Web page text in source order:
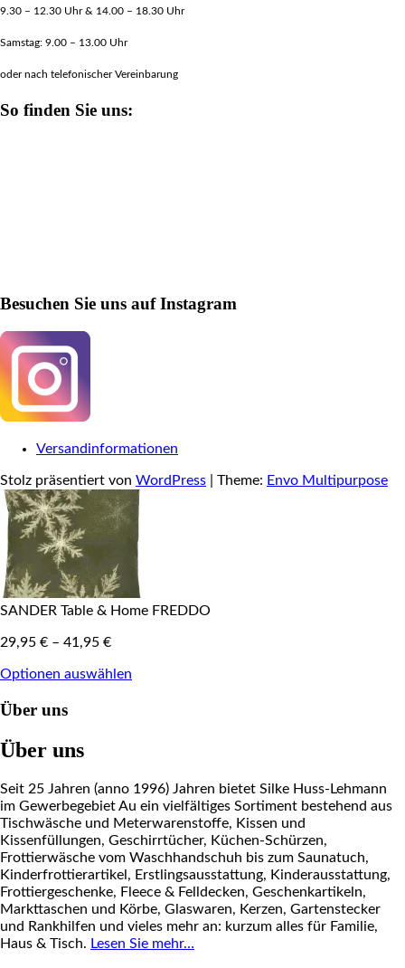
9.30 – 12.30 Uhr & 14.00 – 18.30 Uhr
Samstag: 9.00 – 13.00 Uhr
oder nach telefonischer Vereinbarung
So finden Sie uns:
Besuchen Sie uns auf Instagram
Versandinformationen
Stolz präsentiert von WordPress Theme: Envo Multipurpose
SANDER Table & Home FREDDO
29,95 € – 41,95 €
Optionen auswählen
Über uns
Über uns
Seit 25 Jahren (anno 1996) Jahren bietet Silke Huss-Lehmann
im Gewerbegebiet Au ein vielfältiges Sortiment bestehend aus
Tischwäsche und Meterwarenstoffe, Kissen und
Kissenfüllungen, Geschirrtücher, Küchen-Schürzen,
Frottierwäsche vom Waschhandschuh bis zum Saunatuch,
Kinderfrottierartikel, Erstlingsausstattung, Kinderausstattung,
Frottiergeschenke, Fleece & Felldecken, Geschenkartikeln,
Markttaschen und Körbe, Glaswaren, Kerzen, Gartenstecker
und Rankhilfen und vieles mehr an: kurzum alles für Familie,
Haus & Tisch. Lesen Sie mehr…